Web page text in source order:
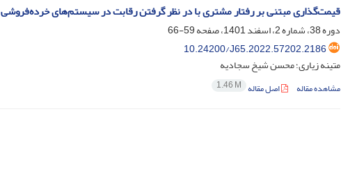
قیمت‌گذاری مبتنی بر رفتار مشتری با در نظر گرفتن رقابت در سیستم‌های خرده‌فروشی
دوره 38، شماره 2، اسفند 1401، صفحه
59-66
10.24200/J65.2022.57202.2186
متینه زیاری؛ محسن شیخ سجادیه
مشاهده مقاله اصل مقاله 1.46 M